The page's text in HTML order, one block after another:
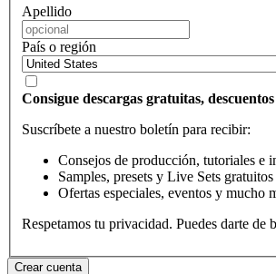
Apellido
País o región
Consigue descargas gratuitas,
Suscríbete a nuestro boletín para recibir:
Consejos de producción, tutoriales e
Samples, presets y Live Sets gratuitos
Ofertas especiales, eventos y mucho
Respetamos tu privacidad. Puedes darte